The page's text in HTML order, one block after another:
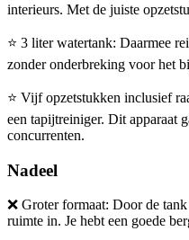
interieurs. Met de juiste
⭐ 3 liter watertank: Daarmee
zonder onderbreking voor het
⭐ Vijf opzetstukken inclusief
een tapijtreiniger. Dit apparaat
concurrenten.
Nadeel
❌ Groter formaat: Door de
ruimte in. Je hebt een goede